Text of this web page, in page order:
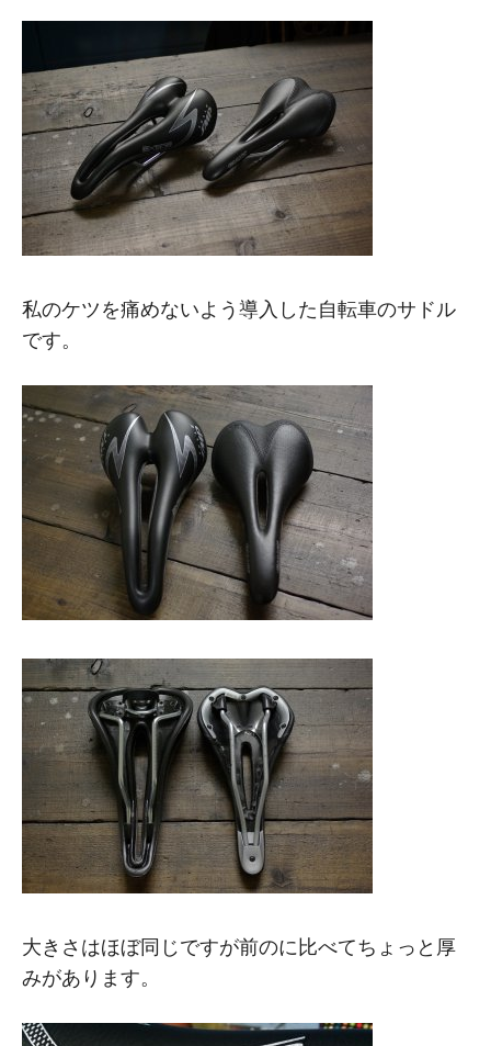
M
私のケツを痛めないよう導入した自転車のサドル
です。
大きさはほぼ同じですが前のに比べてちょっと厚
みがあります。